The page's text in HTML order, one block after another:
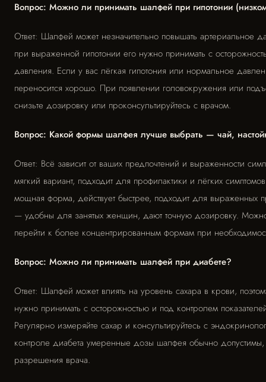
Вопрос: Можно ли принимать шалфей при гипотонии
Ответ: Шалфей может незначительно повышать артериальное
при выраженной гипотонии его нужно принимать с
давления. Если у вас лёгкая гипотония или нормальное
переносится хорошо. При появлении головокружения или
снизьте дозировку или проконсультируйтесь с врачом.
Вопрос: Какой формы шалфея лучше выбрать — чай,
Ответ: Всё зависит от ваших предпочтений и выраженности
мягкий вариант, подходит для профилактики и лёгких
мощная форма, действует быстрее, подходит для выраженных
— удобны для занятых женщин, дают точную дозировку.
перейти к более концентрированным формам при
Вопрос: Можно ли принимать шалфей при диабете?
Ответ: Шалфей может влиять на уровень сахара в крови,
нужно принимать с осторожностью и под контролем
Регулярно измеряйте сахар и консультируйтесь с
контроле диабета умеренные дозы шалфея обычно допустимы,
разрешения врача.